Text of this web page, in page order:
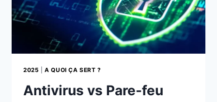
2025 |A QUOI ÇA SERT ?
Antivirus vs Pare-feu